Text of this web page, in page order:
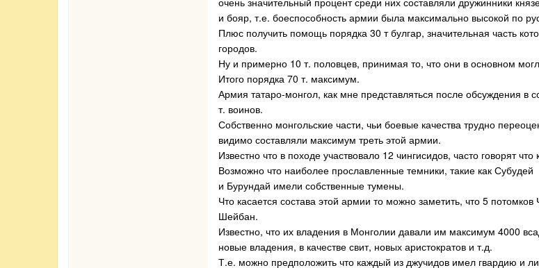
и бояр, т.е. боеспособность армии была максимально высокой по
Плюс получить помощь порядка 30 т булгар, значительная часть
городов.
Ну и примерно 10 т. половцев, принимая то, что они в основном
Итого порядка 70 т. максимум.
Армия татаро-монгол, как мне представляться после обсуждения в
т. воинов.
Собственно монгольские части, чьи боевые качества трудно
видимо составляли максимум треть этой армии.
Известно что в походе участвовало 12 чингисидов, часто говорят
Возможно что наиболее прославленные темники, такие как Субудей
и Бурундай имели собственные тумены.
Что касается состава этой армии то можно заметить, что 5
Шейбан.
Известно, что их владения в Монголии давали им максимум 4000
новые владения, в качестве свит, новых аристократов и т.д.
Т.е. можно предположить что каждый из джучидов имел гвардию и